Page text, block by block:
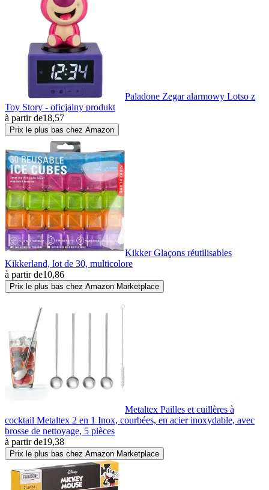
Paladone Zegar alarmowy Lotso z
Toy Story - oficjalny produkt
à partir de18,57
Prix le plus bas chez Amazon
Kikker Glaçons réutilisables
Kikkerland, lot de 30, multicolore
à partir de10,86
Prix le plus bas chez Amazon Marketplace
Metaltex Pailles et cuillères à
cocktail Metaltex 2 en 1 Inox, courbées, en acier inoxydable, avec
brosse de nettoyage, 5 pièces
à partir de19,38
Prix le plus bas chez Amazon Marketplace